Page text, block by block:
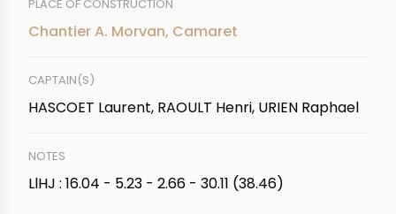
PLACE OF CONSTRUCTION
Chantier A. Morvan, Camaret
CAPTAIN(S)
HASCOET Laurent, RAOULT Henri, URIEN Raphael
NOTES
LlHJ : 16.04 - 5.23 - 2.66 - 30.11 (38.46)